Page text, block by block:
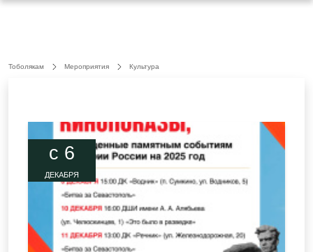
Тоболякам Мероприятия Культура
c 6
ДЕКАБРЯ